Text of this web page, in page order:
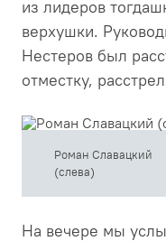
из лидеров
верхушки.
Нестеров был
отместку,
Роман Славацкий
(слева)
На вечере мы